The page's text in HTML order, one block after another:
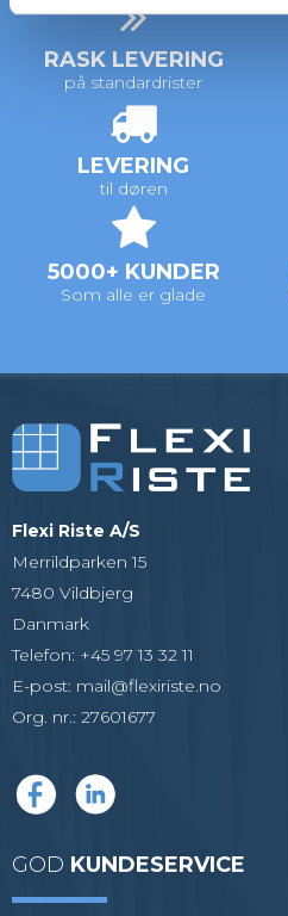
RASK LEVERING
på standardrister
LEVERING
til døren
5000+ KUNDER
Som alle er glade
Flexi Riste A/S
Merrildparken 15
7480 Vildbjerg
Danmark
Telefon: +45 97 13 32 11
E-post: mail@flexiriste.no
Org. nr.: 27601677
GOD KUNDESERVICE